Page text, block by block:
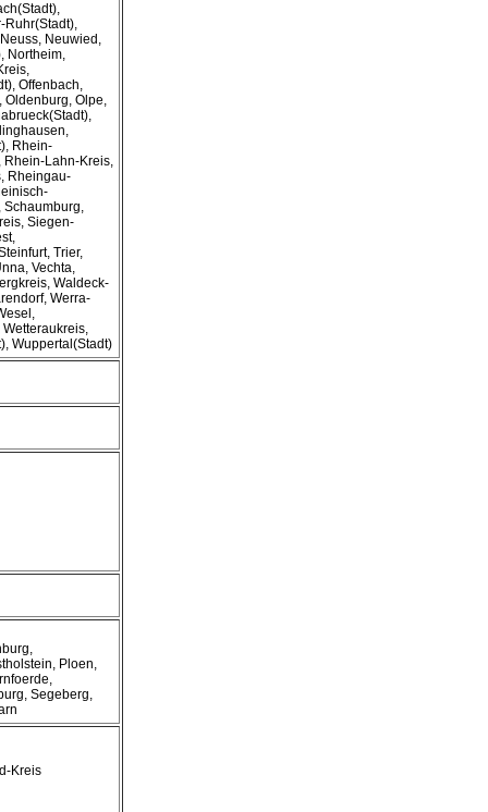
Ruhr(Stadt),
Neuwied,
Northeim,
Offenbach,
Oldenburg, Olpe,
Rhein-
Rhein-Lahn-Kreis,
Rheingau-
Schaumburg,
Siegen-
Trier,
Vechta,
Waldeck-
Werra-
Wuppertal(Stadt)
Ploen,
Segeberg,
Kreis